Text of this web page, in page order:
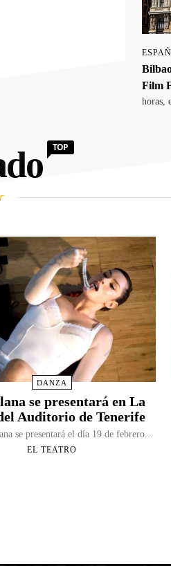
Film
horas,
TOP
DANZA
se presentará en La
Auditorio de Tenerife
se presentará el día 19 de febrero...
EL TEATRO